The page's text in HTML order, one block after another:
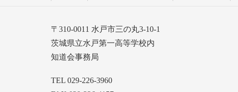
〒310-0011 水戸市三の丸3-10-1
茨城県立水戸第一高等学校内
知道会事務局
TEL 029-226-3960